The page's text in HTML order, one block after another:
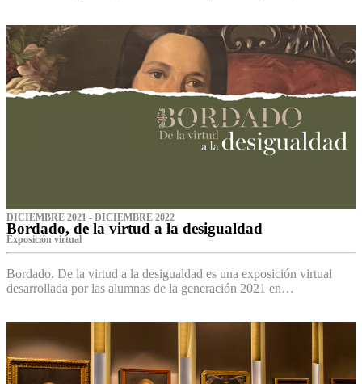
DICIEMBRE 2021 - DICIEMBRE 2022
Bordado, de la virtud a la desigualdad
Exposición virtual‌
Bordado. De la virtud a la desigualdad es una exposición virtual
desarrollada por las alumnas de la generación 2021 en…